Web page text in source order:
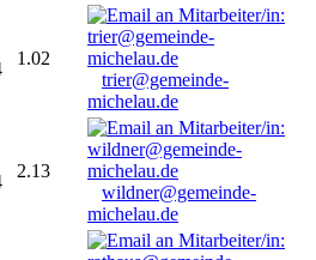
1.02
trier@gemeinde-
michelau.de
2.13
wildner@gemeinde-
michelau.de